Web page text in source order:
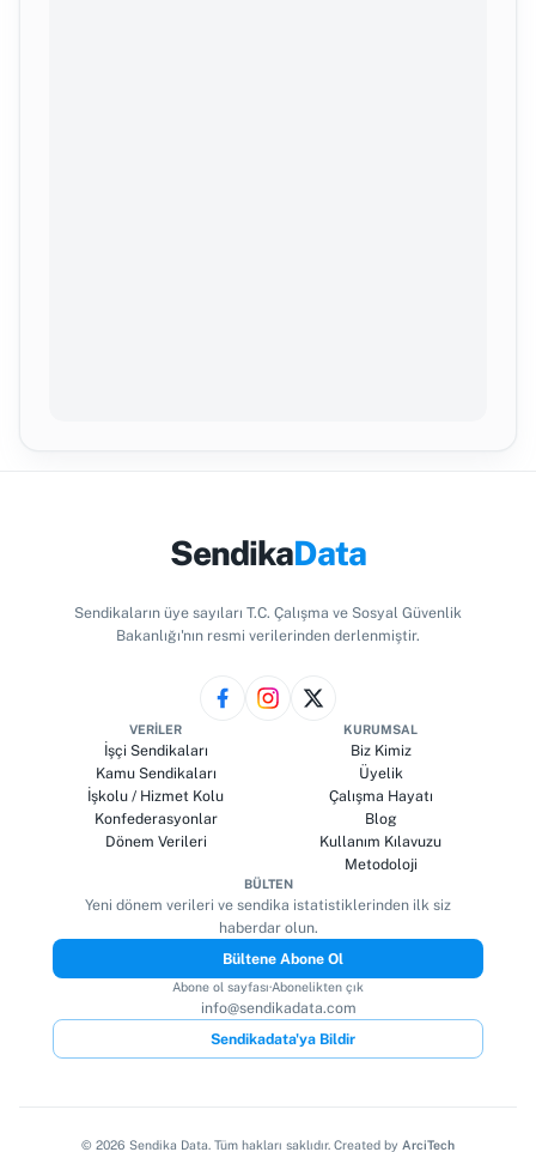
SendikaData
Sendikaların üye sayıları T.C. Çalışma ve Sosyal Güvenlik
Bakanlığı'nın resmi verilerinden derlenmiştir.
VERILER
İşçi Sendikaları
Kamu Sendikaları
İşkolu / Hizmet Kolu
Konfederasyonlar
Dönem Verileri
KURUMSAL
Biz Kimiz
Üyelik
Çalışma Hayatı
Blog
Kullanım Kılavuzu
Metodoloji
BÜLTEN
Yeni dönem verileri ve sendika istatistiklerinden ilk siz
haberdar olun.
Bültene Abone Ol
Abone ol sayfası·Abonelikten çık
info@sendikadata.com
Sendikadata'ya Bildir
© 2026 Sendika Data. Tüm hakları saklıdır. Created by ArciTech